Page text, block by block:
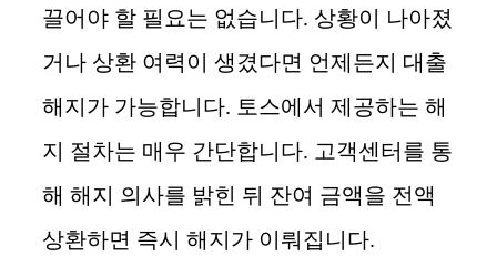
끌어야 할 필요는 없습니다. 상황이 나아졌
거나 상환 여력이 생겼다면 언제든지 대출
해지가 가능합니다. 토스에서 제공하는 해
지 절차는 매우 간단합니다. 고객센터를 통
해 해지 의사를 밝힌 뒤 잔여 금액을 전액
상환하면 즉시 해지가 이뤄집니다.